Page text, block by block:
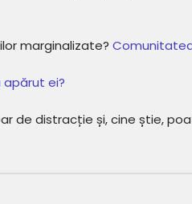
marginalizate?
apărut ei?
de distracție și, cine știe,